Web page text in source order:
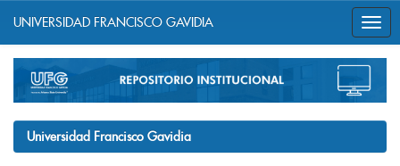
navigation
UNIVERSIDAD FRANCISCO GAVIDIA
Universidad Francisco Gavidia